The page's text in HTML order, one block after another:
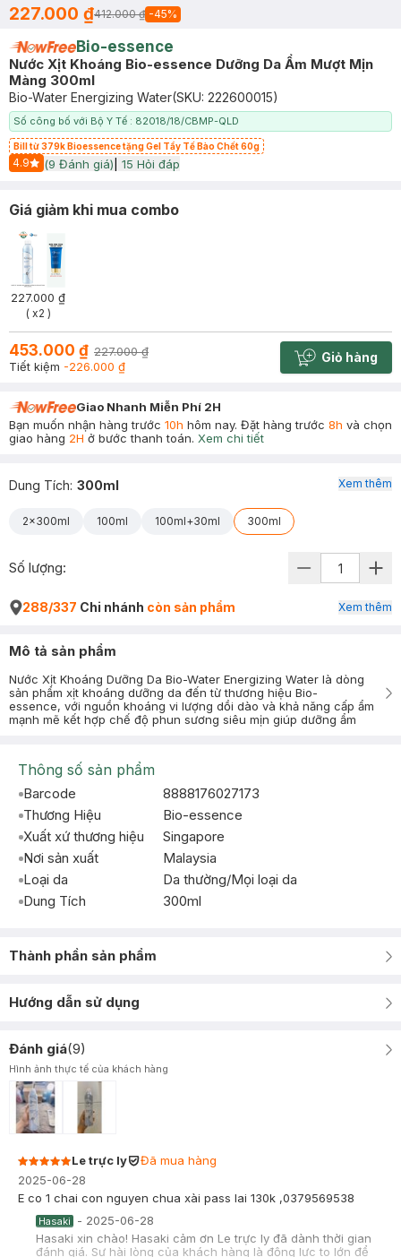
227.000 ₫412.000 ₫ -45%
Bio-essence
Nước Xịt Khoáng Bio-essence Dưỡng Da Ẩm Mượt Mịn
Màng 300ml
Bio-Water Energizing Water(SKU: 222600015)
Số công bố với Bộ Y Tế : 82018/18/CBMP-QLD
Bill từ 379k Bioessence tặng Gel Tẩy Tế Bào Chết 60g
4.9
Start Icon
(9 Đánh giá) 15 Hỏi đáp
Giá giảm khi mua combo
227.000 ₫
( x2 )
453.000 ₫ 227.000 ₫
Tiết kiệm -226.000 ₫ Cart plus
Giỏ hàng
Giao Nhanh Miễn Phí 2H
Bạn muốn nhận hàng trước 10h hôm nay. Đặt hàng trước 8h và chọn
giao hàng 2H ở bước thanh toán. Xem chi tiết
Dung Tích: 300ml
2x300ml 100ml 100ml+30ml 300ml
Xem thêm
Số lượng:
288/337 Chi nhánh còn sản phẩm Xem thêm
Mô tả sản phẩm
Nước Xịt Khoáng Dưỡng Da Bio-Water Energizing Water là dòng
sản phẩm xịt khoáng dưỡng da đến từ thương hiệu Bio-
essence, với nguồn khoáng vi lượng dồi dào và khả năng cấp ẩm
mạnh mẽ kết hợp chế độ phun sương siêu mịn giúp dưỡng ẩm
Thông số sản phẩm
Barcode
8888176027173
Thương Hiệu
Bio-essence
Xuất xứ thương hiệu
Singapore
Nơi sản xuất
Malaysia
Loại da
Da thường/Mọi loại da
Dung Tích
300ml
Thành phần sản phẩm
Hướng dẫn sử dụng
Đánh giá(9)
Hình ảnh thực tế của khách hàng
Le trực ly
Đã mua hàng
2025-06-28
E co 1 chai con nguyen chua xài pass lai 130k ,0379569538
Hasaki - 2025-06-28
Hasaki xin chào! Hasaki cảm ơn Le trực ly đã dành thời gian
đánh giá. Sự hài lòng của khách hàng là động lực to lớn để